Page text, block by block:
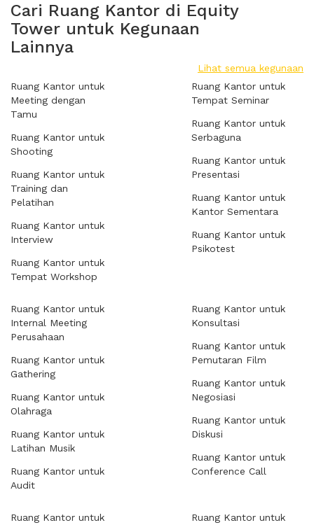
Cari Ruang Kantor di Equity
Tower untuk Kegunaan
Lainnya
Lihat semua kegunaan
Ruang Kantor untuk
Meeting dengan
Tamu
Ruang Kantor untuk
Shooting
Ruang Kantor untuk
Training dan
Pelatihan
Ruang Kantor untuk
Interview
Ruang Kantor untuk
Tempat Workshop
Ruang Kantor untuk
Tempat Seminar
Ruang Kantor untuk
Serbaguna
Ruang Kantor untuk
Presentasi
Ruang Kantor untuk
Kantor Sementara
Ruang Kantor untuk
Psikotest
Ruang Kantor untuk
Internal Meeting
Perusahaan
Ruang Kantor untuk
Gathering
Ruang Kantor untuk
Olahraga
Ruang Kantor untuk
Latihan Musik
Ruang Kantor untuk
Audit
Ruang Kantor untuk
Konsultasi
Ruang Kantor untuk
Pemutaran Film
Ruang Kantor untuk
Negosiasi
Ruang Kantor untuk
Diskusi
Ruang Kantor untuk
Conference Call
Ruang Kantor untuk
Ruang Kantor untuk